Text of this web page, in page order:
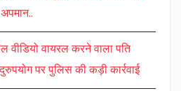
वीडियो वायरल करने वाला पति
पर पुलिस की कड़ी कार्रवाई